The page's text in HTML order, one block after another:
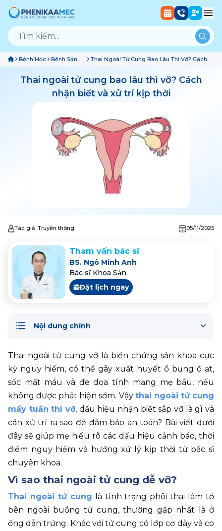
Bệnh Học
Bệnh Sản
Phụ Khoa
Thai Ngoài Tử Cung Bao Lâu Thì Vỡ? Cách
Thai ngoài tử cung bao lâu thì vỡ? Cách
nhận biết và xử trí kịp thời
Tác giả: Truyền thông 05/11/2025
Tham vấn bác sĩ
BS. Ngô Minh Anh
Bác sĩ Khoa Sản
Đặt lịch ngay
Nội dung chính
Thai ngoài tử cung vỡ là biến chứng sản khoa cực
kỳ nguy hiểm, có thể gây xuất huyết ổ bụng ồ ạt,
sốc mất máu và đe dọa tính mạng mẹ bầu, nếu
không được phát hiện sớm. Vậy thai ngoài tử cung
mấy tuần thì vỡ, dấu hiệu nhận biết sắp vỡ là gì và
cần xử trí ra sao để đảm bảo an toàn? Bài viết dưới
đây sẽ giúp mẹ hiểu rõ các dấu hiệu cảnh báo, thời
điểm nguy hiểm và hướng xử lý kịp thời từ bác sĩ
chuyên khoa.
Vì sao thai ngoài tử cung dễ vỡ?
Thai ngoài tử cung là tình trạng phôi thai làm tổ
bên ngoài buồng tử cung, thường gặp nhất là ở
ống dẫn trứng. Khác với tử cung có lớp cơ dày và co